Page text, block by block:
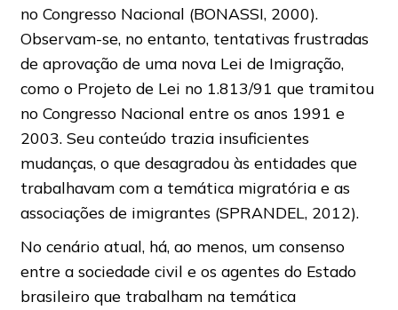
no Congresso Nacional (BONASSI, 2000).
Observam-se, no entanto, tentativas frustradas
de aprovação de uma nova Lei de Imigração,
como o Projeto de Lei no 1.813/91 que tramitou
no Congresso Nacional entre os anos 1991 e
2003. Seu conteúdo trazia insuficientes
mudanças, o que desagradou às entidades que
trabalhavam com a temática migratória e as
associações de imigrantes (SPRANDEL, 2012).
No cenário atual, há, ao menos, um consenso
entre a sociedade civil e os agentes do Estado
brasileiro que trabalham na temática